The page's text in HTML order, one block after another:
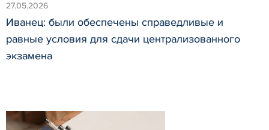
27.05.2026
Иванец: были обеспечены справедливые и
равные условия для сдачи централизованного
экзамена